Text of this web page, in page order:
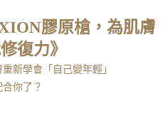
膠原槍，為肌膚
復力》
新學會「自己變年輕」
你了？